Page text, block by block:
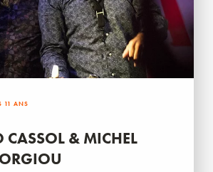
11 ANS
CASSOL & MICHEL